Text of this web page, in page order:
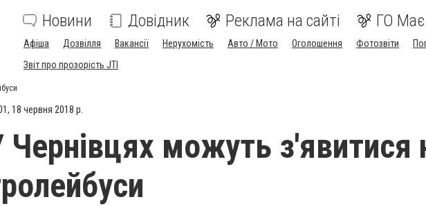
Новини Довідник Реклама на сайті ГО
Афіша Дозвілля Вакансії Нерухомість Авто / Мото Оголошення Фотозвіти
Звіт про прозорість JTI
18 червня 2018 р.
Чернівцях можуть з'явитися